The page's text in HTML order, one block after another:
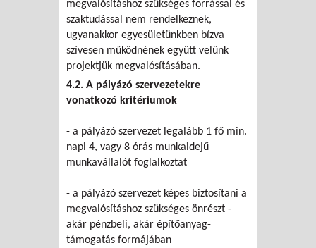
megvalósításhoz szükséges forrással és
szaktudással nem rendelkeznek,
ugyanakkor egyesületünkben bízva
szívesen működnének együtt velünk
projektjük megvalósításában.
4.2. A pályázó szervezetekre
vonatkozó kritériumok
- a pályázó szervezet legalább 1 fő min.
napi 4, vagy 8 órás munkaidejű
munkavállalót foglalkoztat
- a pályázó szervezet képes biztosítani a
megvalósításhoz szükséges önrészt -
akár pénzbeli, akár építőanyag-
támogatás formájában